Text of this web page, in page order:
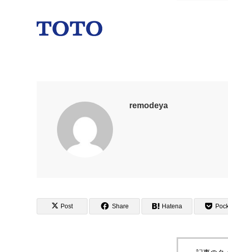
remodeya
Post Share Hatena